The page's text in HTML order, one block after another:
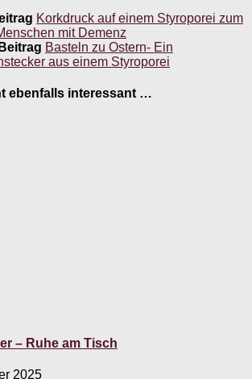
Korkdruck auf einem Styroporei zum
mit Demenz
Basteln zu Ostern- Ein
aus einem Styroporei
ebenfalls interessant …
– Ruhe am Tisch
2025